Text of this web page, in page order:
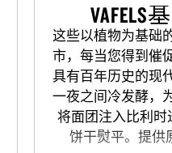
这些以植物为基础
市，每当您得到催
具有百年历史的现
一夜之间冷发酵，
将面团注入比利时
饼干熨平。提供